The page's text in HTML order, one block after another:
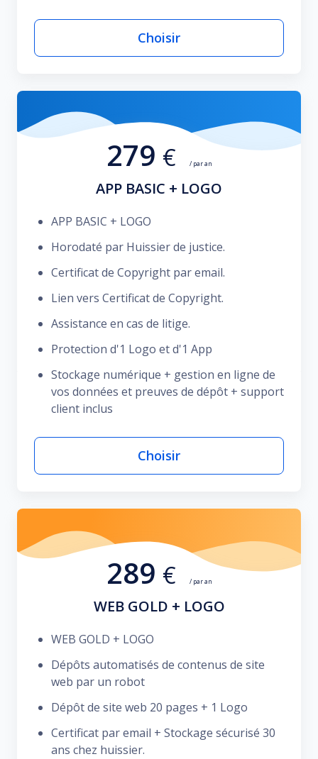
Choisir
279 € / par an
APP BASIC + LOGO
APP BASIC + LOGO
Horodaté par Huissier de justice.
Certificat de Copyright par email.
Lien vers Certificat de Copyright.
Assistance en cas de litige.
Protection d'1 Logo et d'1 App
Stockage numérique + gestion en ligne de
vos données et preuves de dépôt + support
client inclus
Choisir
289 € / par an
WEB GOLD + LOGO
WEB GOLD + LOGO
Dépôts automatisés de contenus de site
web par un robot
Dépôt de site web 20 pages + 1 Logo
Certificat par email + Stockage sécurisé 30
ans chez huissier.